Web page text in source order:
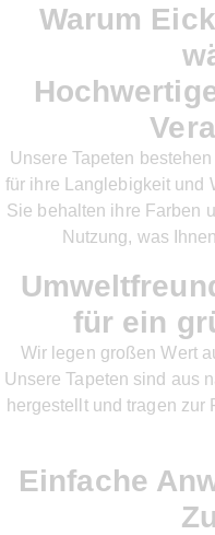
Warum
Unsere Tapeten
für ihre Langlebigkeit und
Sie behalten ihre Farben
Nutzung, was
für ein
Wir legen großen Wert
Unsere Tapeten sind aus
hergestellt und tragen
Einfache